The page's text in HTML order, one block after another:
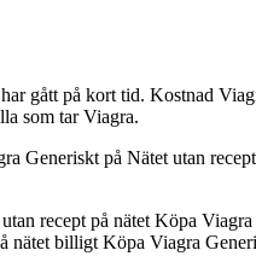
gått på kort tid. Kostnad
som tar Viagra.
på Nätet utan
recept på nätet Köpa
billigt Köpa Viagra